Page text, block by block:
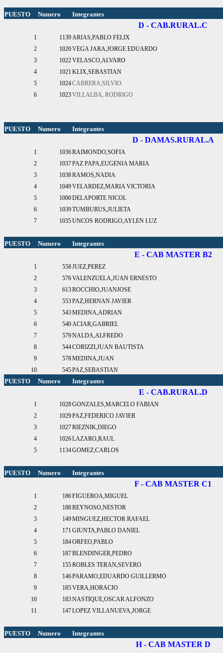
PUESTO Numero Integrantes
D - CAB.RURAL.C
1 1139ARIAS,PABLO FELIX
2
1020VEGA JARA,JORGE EDUARDO
3
1022VELASCO,ALVARO
4
1021 KLIX,SEBASTIAN
5
1024CABRERA;SILVIO
6
1023VILLALBA, RODRIGO
PUESTO Numero Integrantes
D - DAMAS.RURAL.A
1 1036RAIMONDO,SOFIA
2
1037PAZ PAPA,EUGENIA MARIA
3
1038RAMOS,NADIA
4
1049VELARDEZ,MARIA VICTORIA
5
1000DELAPORTE NICOL
6
1039TUMBURUS,JULIETA
7
1035UNCOS RODRIGO,AYLEN LUZ
PUESTO Numero Integrantes
E - CAB MASTER B2
1 558JUEZ,PEREZ
2
576VALENZUELA,JUAN ERNESTO
3
613ROCCHIO,JUANJOSE
4
553PAZ,HERNAN JAVIER
5
543MEDINA,ADRIAN
6
540ACIAR,GABRIEL
7
579NALDA,ALFREDO
8
544CORIZZI,JUAN BAUTISTA
9
578MEDINA,JUAN
10
545PAZ,SEBASTIAN
PUESTO Numero Integrantes
E - CAB.RURAL.D
1 1028GONZALES,MARCELO FABIAN
2
1029PAZ,FEDERICO JAVIER
3
1027RIEZNIK,DIEGO
4
1026LAZARO,RAUL
5
1134GOMEZ,CARLOS
PUESTO Numero Integrantes
F - CAB MASTER C1
1 186FIGUEROA,MIGUEL
2
188REYNOSO,NESTOR
3
149MINGUEZ,HECTOR RAFAEL
4
171 GIUNTA,PABLO DANIEL
5
184ORFEO,PABLO
6
187BLENDINGER,PEDRO
7
155ROBLES TERAN,SEVERO
8
146PARAMO,EDUARDO GUILLERMO
9
185VERA,HORACIO
10
183NASTIQUE,OSCAR ALFONZO
11
147LOPEZ VILLANUEVA,JORGE
PUESTO Numero Integrantes
H - CAB MASTER D